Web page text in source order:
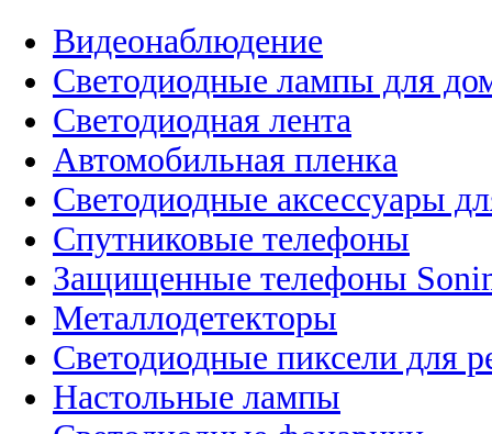
Видеонаблюдение
Светодиодные лампы для
Светодиодная лента
Автомобильная пленка
Светодиодные аксессуары
Спутниковые телефоны
Защищенные телефоны
Металлодетекторы
Светодиодные пиксели для
Настольные лампы